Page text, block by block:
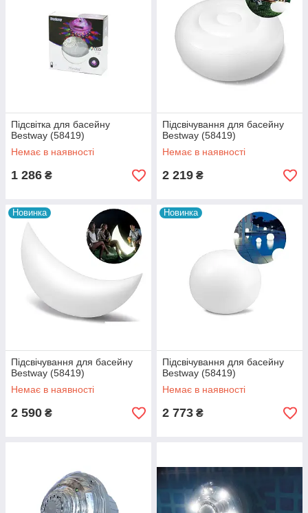
Підсвітка для басейну
Bestway (58419)
Немає в наявності
1 286 ₴
Підсвічування для басейну
Bestway (58419)
Немає в наявності
2 219 ₴
Новинка
Підсвічування для басейну
Bestway (58419)
Немає в наявності
2 590 ₴
Новинка
Підсвічування для басейну
Bestway (58419)
Немає в наявності
2 773 ₴